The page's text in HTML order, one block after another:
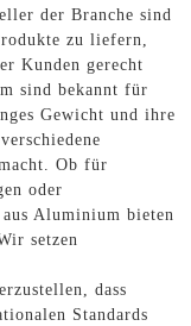
der Branche sind
zu liefern,
Kunden gerecht
sind bekannt für
Gewicht und ihre
Ob für
oder
Aluminium bieten
setzen
dass
Standards